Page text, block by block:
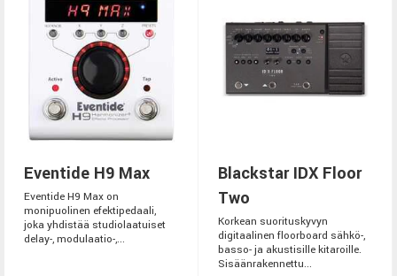
Eventide H9 Max
Eventide H9 Max on
monipuolinen efektipedaali,
joka yhdistää studiolaatuiset
delay-, modulaatio-,...
Blackstar IDX Floor
Two
Korkean suorituskyvyn
digitaalinen floorboard sähkö-,
basso- ja akustisille kitaroille.
Sisäänrakennettu...